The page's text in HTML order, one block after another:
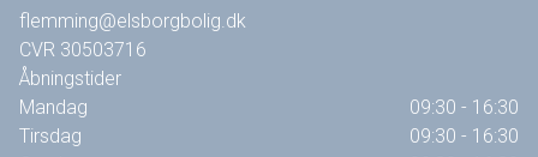
flemming@elsborgbolig.dk
CVR 30503716
Åbningstider
Mandag
09:30 - 16:30
Tirsdag
09:30 - 16:30